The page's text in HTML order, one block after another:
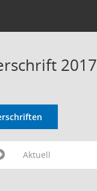
2017
Aktuell